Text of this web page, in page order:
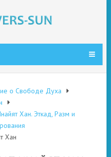
о Свободе Духа
Хан. Эткад, Разм и
Хан